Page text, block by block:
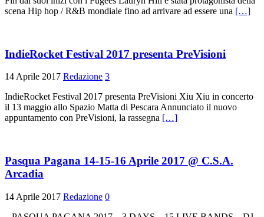
scena Hip hop / R&B mondiale fino ad arrivare ad essere una […]
IndieRocket Festival 2017 presenta PreVisioni
14 Aprile 2017 Redazione 3
IndieRocket Festival 2017 presenta PreVisioni Xiu Xiu in concerto
il 13 maggio allo Spazio Matta di Pescara Annunciato il nuovo
appuntamento con PreVisioni, la rassegna […]
Pasqua Pagana 14-15-16 Aprile 2017 @ C.S.A.
Arcadia
14 Aprile 2017 Redazione 0